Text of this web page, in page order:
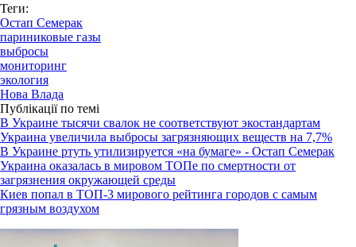
Теги:
Остап Семерак
париниковые газы
выбросы
мониторинг
экология
Нова Влада
Публікації по темі
В Украине тысячи свалок не соответствуют экостандартам
Украина увеличила выбросы загрязняющих веществ на 7,7%
В Украине ртуть утилизируется «на бумаге» - Остап Семерак
Украина оказалась в мировом ТОПе по смертности от
загрязнения окружающей среды
Киев попал в ТОП-3 мирового рейтинга городов с самым
грязным воздухом